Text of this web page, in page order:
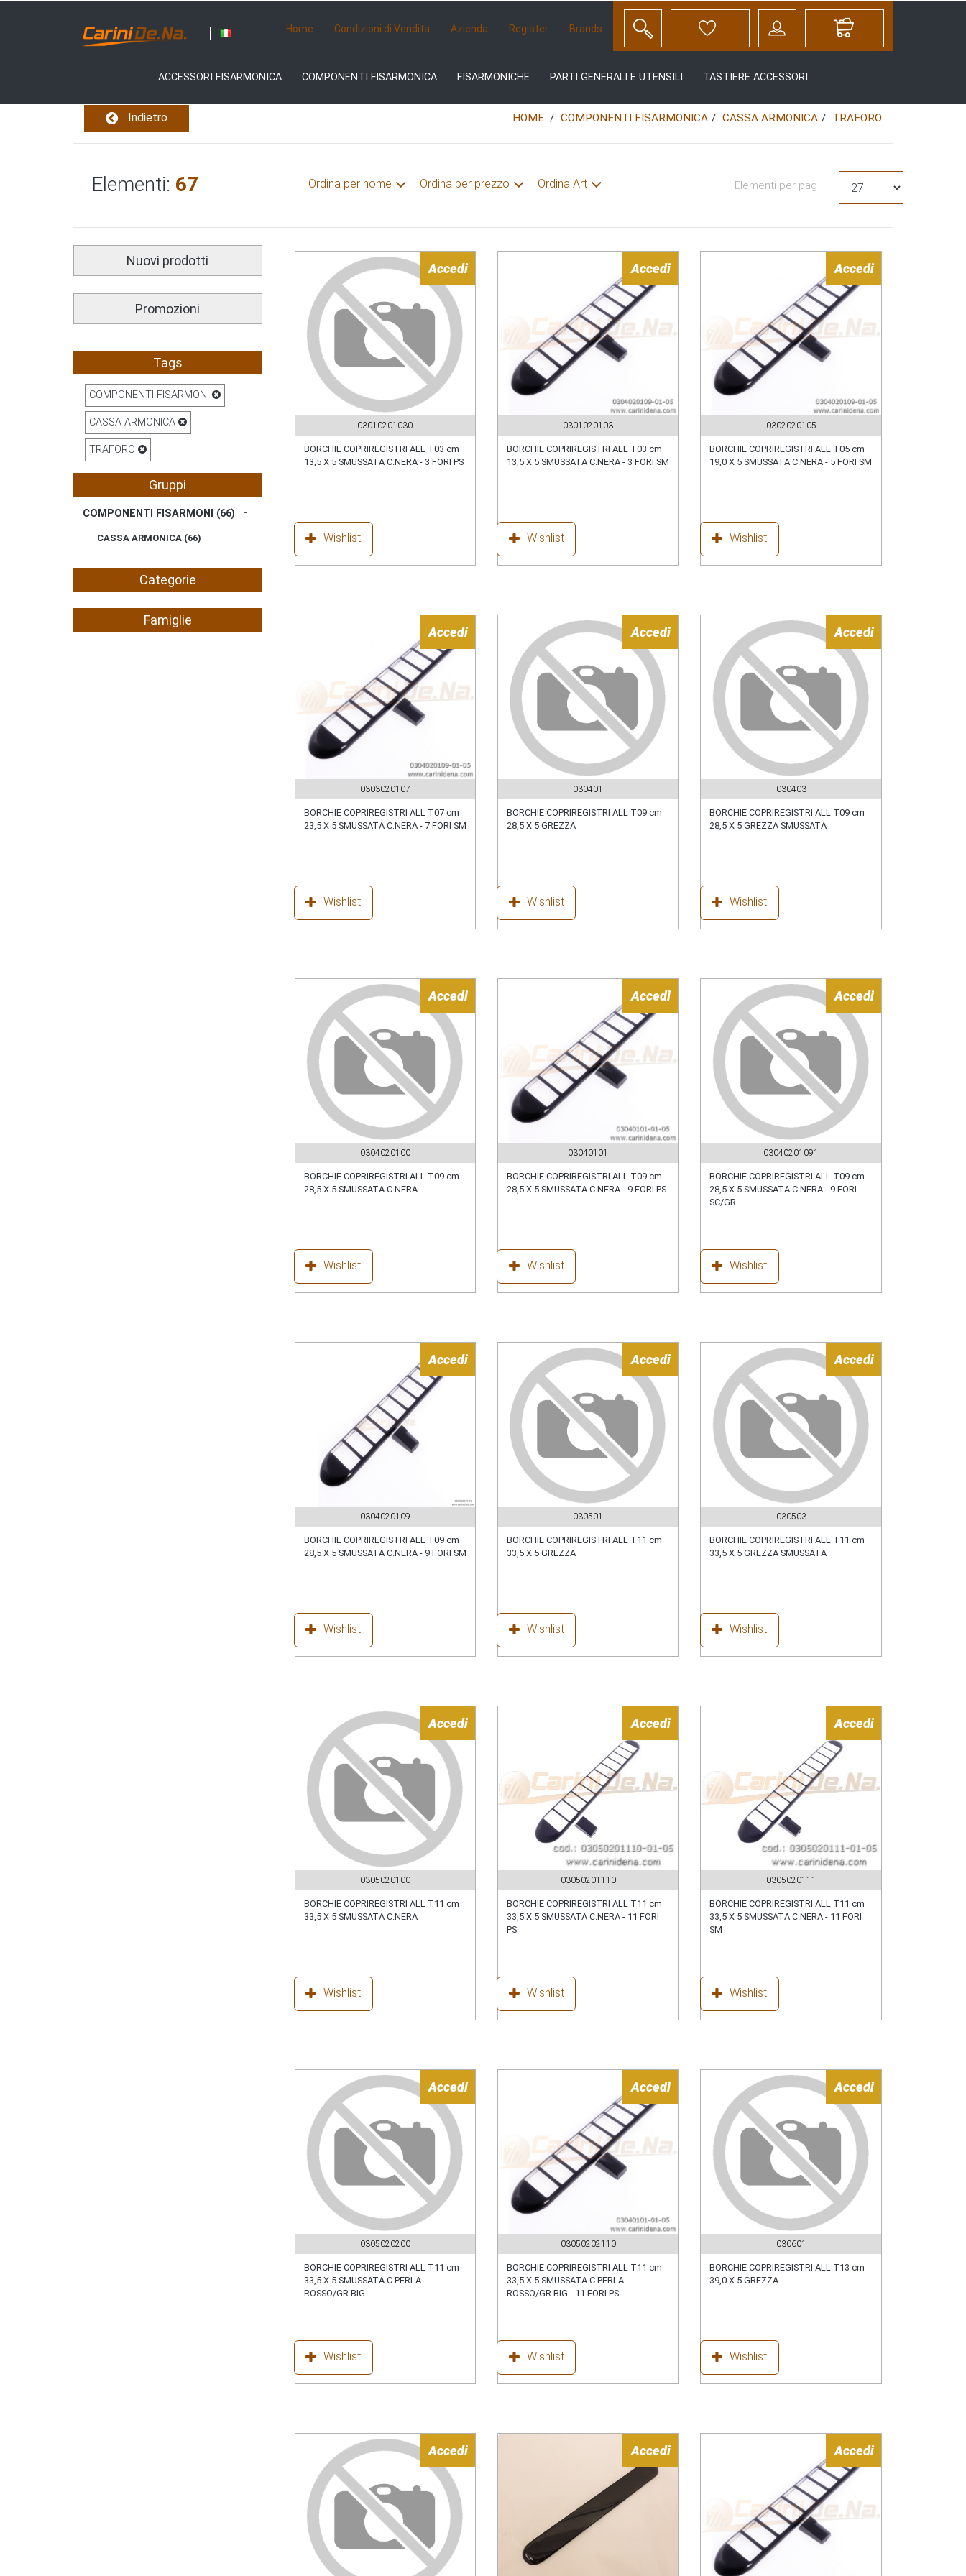
Home Condizioni di Vendita Azienda Register Brands
ACCESSORI FISARMONICA COMPONENTI FISARMONICA FISARMONICHE PARTI GENERALI E UTENSILI TASTIERE ACCESSORI
Indietro HOME COMPONENTI FISARMONICA CASSA ARMONICA TRAFORO
Elementi: 67 Ordina per nome Ordina per prezzo Ordina Art Elementi per pag
Nuovi prodotti
Promozioni
Tags
COMPONENTI FISARMONI
CASSA ARMONICA
TRAFORO
Gruppi
COMPONENTI FISARMONI (66)
CASSA ARMONICA (66)
Categorie
Famiglie
Accedi
03010201030
BORCHIE COPRIREGISTRI ALL T03 cm
13,5 X 5 SMUSSATA C.NERA - 3 FORI PS
Wishlist
Accedi
0301020103
BORCHIE COPRIREGISTRI ALL T03 cm
13,5 X 5 SMUSSATA C.NERA - 3 FORI SM
Wishlist
Accedi
0302020105
BORCHIE COPRIREGISTRI ALL T05 cm
19,0 X 5 SMUSSATA C.NERA - 5 FORI SM
Wishlist
Accedi
0303020107
BORCHIE COPRIREGISTRI ALL T07 cm
23,5 X 5 SMUSSATA C.NERA - 7 FORI SM
Wishlist
Accedi
030401
BORCHIE COPRIREGISTRI ALL T09 cm
28,5 X 5 GREZZA
Wishlist
Accedi
030403
BORCHIE COPRIREGISTRI ALL T09 cm
28,5 X 5 GREZZA SMUSSATA
Wishlist
Accedi
0304020100
BORCHIE COPRIREGISTRI ALL T09 cm
28,5 X 5 SMUSSATA C.NERA
Wishlist
Accedi
03040101
BORCHIE COPRIREGISTRI ALL T09 cm
28,5 X 5 SMUSSATA C.NERA - 9 FORI PS
Wishlist
Accedi
03040201091
BORCHIE COPRIREGISTRI ALL T09 cm
28,5 X 5 SMUSSATA C.NERA - 9 FORI
SC/GR
Wishlist
Accedi
0304020109
BORCHIE COPRIREGISTRI ALL T09 cm
28,5 X 5 SMUSSATA C.NERA - 9 FORI SM
Wishlist
Accedi
030501
BORCHIE COPRIREGISTRI ALL T11 cm
33,5 X 5 GREZZA
Wishlist
Accedi
030503
BORCHIE COPRIREGISTRI ALL T11 cm
33,5 X 5 GREZZA SMUSSATA
Wishlist
Accedi
0305020100
BORCHIE COPRIREGISTRI ALL T11 cm
33,5 X 5 SMUSSATA C.NERA
Wishlist
Accedi
03050201110
BORCHIE COPRIREGISTRI ALL T11 cm
33,5 X 5 SMUSSATA C.NERA - 11 FORI
PS
Wishlist
Accedi
0305020111
BORCHIE COPRIREGISTRI ALL T11 cm
33,5 X 5 SMUSSATA C.NERA - 11 FORI
SM
Wishlist
Accedi
0305020200
BORCHIE COPRIREGISTRI ALL T11 cm
33,5 X 5 SMUSSATA C.PERLA
ROSSO/GR BIG
Wishlist
Accedi
03050202110
BORCHIE COPRIREGISTRI ALL T11 cm
33,5 X 5 SMUSSATA C.PERLA
ROSSO/GR BIG - 11 FORI PS
Wishlist
Accedi
030601
BORCHIE COPRIREGISTRI ALL T13 cm
39,0 X 5 GREZZA
Wishlist
Accedi Accedi Accedi